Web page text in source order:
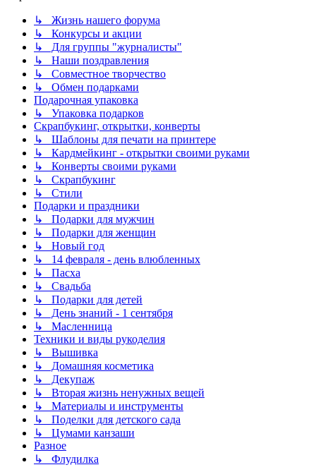
↳ Жизнь нашего форума
↳ Конкурсы и акции
↳ Для группы "журналисты"
↳ Наши поздравления
↳ Совместное творчество
↳ Обмен подарками
Подарочная упаковка
↳ Упаковка подарков
Скрапбукинг, открытки, конверты
↳ Шаблоны для печати на принтере
↳ Кардмейкинг - открытки своими руками
↳ Конверты своими руками
↳ Скрапбукинг
↳ Стили
Подарки и праздники
↳ Подарки для мужчин
↳ Подарки для женщин
↳ Новый год
↳ 14 февраля - день влюбленных
↳ Пасха
↳ Свадьба
↳ Подарки для детей
↳ День знаний - 1 сентября
↳ Масленница
Техники и виды рукоделия
↳ Вышивка
↳ Домашняя косметика
↳ Декупаж
↳ Вторая жизнь ненужных вещей
↳ Материалы и инструменты
↳ Поделки для детского сада
↳ Цумами канзаши
Разное
↳ Флудилка